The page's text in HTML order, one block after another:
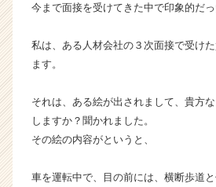
が
く
サ
ト
チ
キ
今まで面接を受けてきた中で印象的だ
私は、ある人材会社の３次面接で受け
ます。
それは、ある絵が出されまして、貴方
しますか？聞かれました。
その絵の内容がというと、
車を運転中で、目の前には、横断歩道